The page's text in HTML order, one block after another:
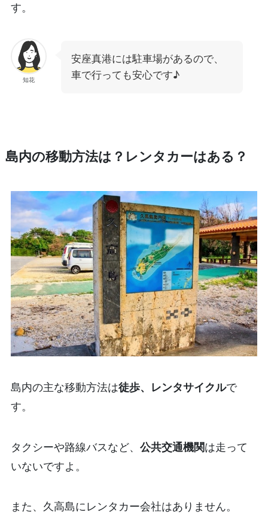
す。
知花
安座真港には駐車場があるので、
車で行っても安心です♪
島内の移動方法は？レンタカーはある？
島内の主な移動方法は徒歩、レンタサイクルで
す。
タクシーや路線バスなど、 公共交通機関は走って
いないですよ。
また、久高島にレンタカー会社はありません。